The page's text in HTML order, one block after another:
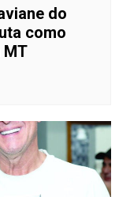
do
como
MT